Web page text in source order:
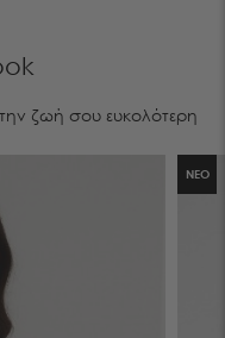
ζωή σου ευκολότερη
ΝΕΟ